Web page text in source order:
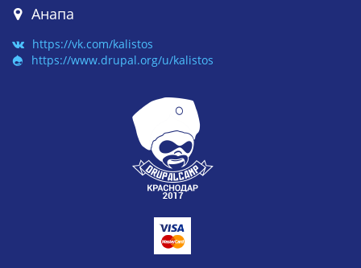
Анапа
https://vk.com/kalistos
https://www.drupal.org/u/kalistos